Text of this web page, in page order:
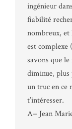
ingénieur
fiabilité
nombreux, et
est
savons que
diminue, plus
un truc en ce
t’intéresser.
A+ Jean